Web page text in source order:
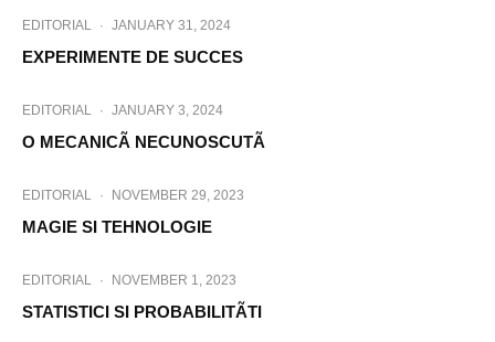
EDITORIAL · JANUARY 31, 2024
EXPERIMENTE DE SUCCES
EDITORIAL · JANUARY 3, 2024
O MECANICÃ NECUNOSCUTÃ
EDITORIAL · NOVEMBER 29, 2023
MAGIE SI TEHNOLOGIE
EDITORIAL · NOVEMBER 1, 2023
STATISTICI SI PROBABILITÃTI